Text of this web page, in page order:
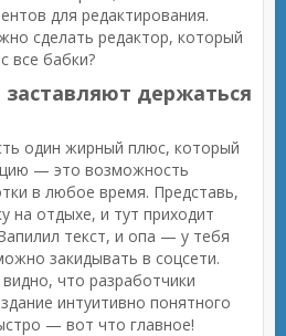
для редактирования.
сделать редактор, который
все бабки?
держаться
один жирный плюс, который
— это возможность
в любое время. Представь,
на отдыхе, и тут приходит
текст, и опа — у тебя
закидывать в соцсети.
что разработчики
интуитивно понятного
— вот что главное!